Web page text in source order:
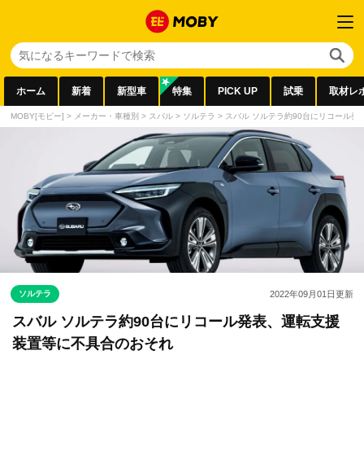
ホーム 新着 新型車 特集 PICK UP 試乗 取材レ
MOBY[モビー] > メーカー・車種別 > スバル > ソルテラ > スバル ソルテラ約90台にリコール発
ソルテラ 2022年09月01日更新
スバル ソルテラ約90台にリコール発表、運転支援
装置等に不具合のおそれ